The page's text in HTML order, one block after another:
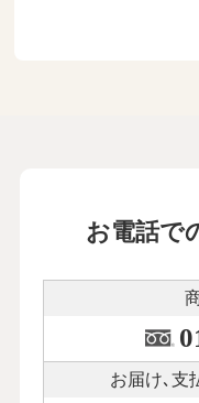
お電話で
お届け､支